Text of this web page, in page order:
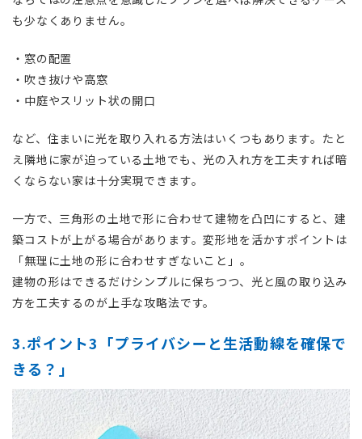
も少なくありません。
・窓の配置
・吹き抜けや高窓
・中庭やスリット状の開口
など、住まいに光を取り入れる方法はいくつもあります。たと
え隣地に家が迫っている土地でも、光の入れ方を工夫すれば暗
くならない家は十分実現できます。
一方で、三角形の土地で形に合わせて建物を凸凹にすると、建
築コストが上がる場合があります。変形地を活かすポイントは
「無理に土地の形に合わせすぎないこと」。
建物の形はできるだけシンプルに保ちつつ、光と風の取り込み
方を工夫するのが上手な攻略法です。
3.ポイント3「プライバシーと生活動線を確保で
きる？」